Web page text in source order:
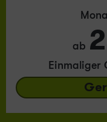
ab
Einmaliger